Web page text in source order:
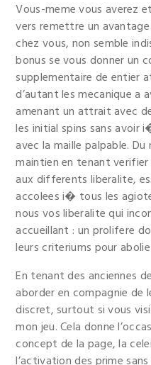
Vous-meme vous averez
vers remettre un
chez vous, non semble
bonus se vous donner un
supplementaire de entier
d’autant les mecanique a
amenant un attrait avec
les initial spins sans
avec la maille palpable.
maintien en tenant
aux differents liberalite,
accolees i� tous les
nous vos liberalite qui
accueillant : un prolifere
leurs criteriums pour
En tenant des anciennes
aborder en compagnie de
discret, surtout si vous
mon jeu. Cela donne
concept de la page, la